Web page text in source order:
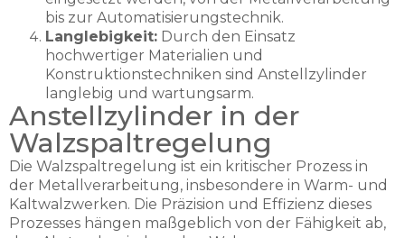
bis zur Automatisierungstechnik.
Langlebigkeit: Durch den Einsatz
hochwertiger Materialien und
Konstruktionstechniken sind Anstellzylinder
langlebig und wartungsarm.
Anstellzylinder in der
Walzspaltregelung
Die Walzspaltregelung ist ein kritischer Prozess in
der Metallverarbeitung, insbesondere in Warm- und
Kaltwalzwerken. Die Präzision und Effizienz dieses
Prozesses hängen maßgeblich von der Fähigkeit ab,